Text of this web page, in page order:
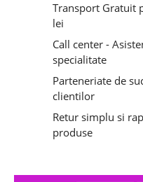
Transport Gratuit
lei
Call center -
specialitate
Parteneriate de
clientilor
Retur simplu si
produse